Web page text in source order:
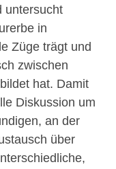
untersucht
in
Züge trägt und
zwischen
hat. Damit
Diskussion um
an der
über